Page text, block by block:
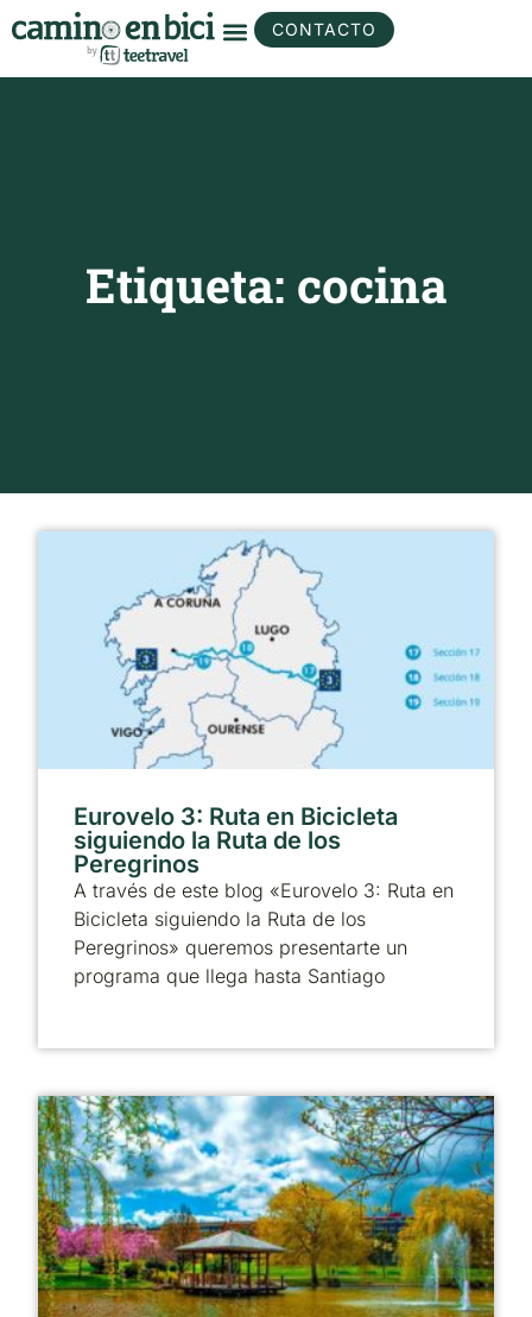
CONTACTO
Etiqueta: cocina
Eurovelo 3: Ruta en Bicicleta
siguiendo la Ruta de los
Peregrinos
A través de este blog «Eurovelo 3: Ruta en
Bicicleta siguiendo la Ruta de los
Peregrinos» queremos presentarte un
programa que llega hasta Santiago